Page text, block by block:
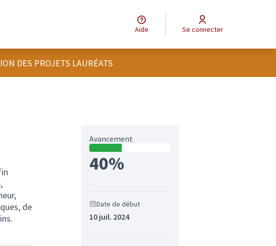
Aide Se connecter
DES PROJETS LAURÉATS
de
Avancement
40%
Date de début
10 juil. 2024